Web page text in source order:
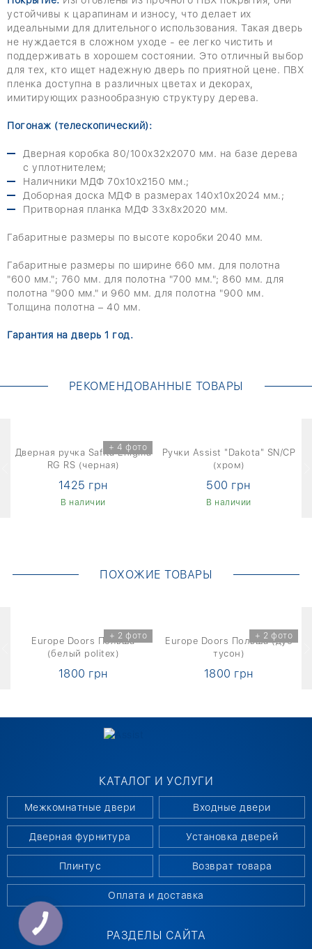
устойчивы к царапинам и износу, что делает их
идеальными для длительного использования. Такая дверь
не нуждается в сложном уходе - ее легко чистить и
поддерживать в хорошем состоянии. Это отличный выбор
для тех, кто ищет надежную дверь по приятной цене. ПВХ
пленка доступна в различных цветах и ​​декорах,
имитирующих разнообразную структуру дерева.
Погонаж (телескопический):
Дверная коробка 80/100х32х2070 мм. на базе дерева
с уплотнителем;
Наличники МДФ 70х10х2150 мм.;
Доборная доска МДФ в размерах 140х10х2024 мм.;
Притворная планка МДФ 33х8х2020 мм.
Габаритные размеры по высоте коробки 2040 мм.
Габаритные размеры по ширине 660 мм. для полотна
"600 мм."; 760 мм. для полотна "700 мм."; 860 мм. для
полотна "900 мм." и 960 мм. для полотна "900 мм.
Толщина полотна – 40 мм.
Гарантия на дверь 1 год.
РЕКОМЕНДОВАННЫЕ ТОВАРЫ
+ 4 фото
Дверная ручка Safita Enigma
RG RS (черная)
1425 грн
В наличии
Ручки Assist "Dakota" SN/CP
(хром)
500 грн
В наличии
ПОХОЖИЕ ТОВАРЫ
+ 2 фото
Europe Doors Польша
(белый politex)
1800 грн
+ 2 фото
Europe Doors Польша (дуб
тусон)
1800 грн
КАТАЛОГ И УСЛУГИ
Межкомнатные двери Входные двери
Дверная фурнитура Установка дверей
Плинтус Возврат товара
Оплата и доставка
РАЗДЕЛЫ САЙТА